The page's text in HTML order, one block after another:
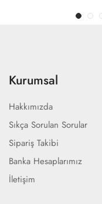
Kurumsal
Hakkımızda
Sıkça Sorulan Sorular
Sipariş Takibi
Banka Hesaplarımız
İletişim